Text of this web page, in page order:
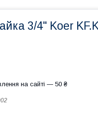
3/4" Koer
на сайті — 50 ₴